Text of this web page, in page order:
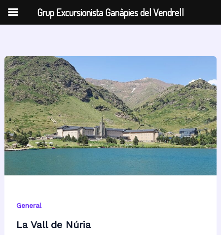
contingut
General
La Vall de Núria
Grup Excursionista Ganàpies del Vendrell